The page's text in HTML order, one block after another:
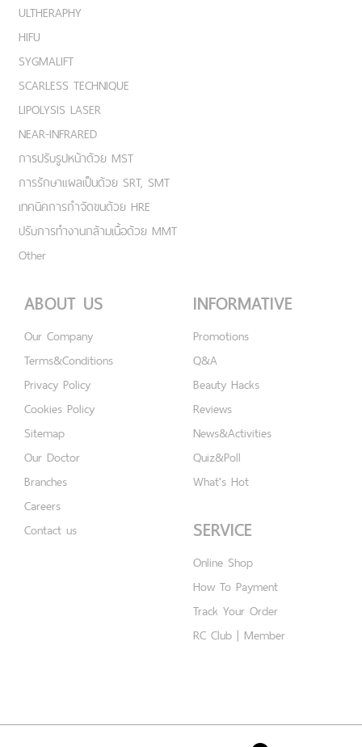
ULTHERAPHY
HIFU
SYGMALIFT
SCARLESS TECHNIQUE
LIPOLYSIS LASER
NEAR-INFRARED
การปรับรูปหน้าด้วย MST
การรักษาแผลเป็นด้วย SRT, SMT
เทคนิคการกำจัดขนด้วย HRE
ปรับการทำงานกล้ามเนื้อด้วย MMT
Other
ABOUT US
Our Company
Terms&Conditions
Privacy Policy
Cookies Policy
Sitemap
Our Doctor
Branches
Careers
Contact us
INFORMATIVE
Promotions
Q&A
Beauty Hacks
Reviews
News&Activities
Quiz&Poll
What's Hot
SERVICE
Online Shop
How To Payment
Track Your Order
RC Club | Member